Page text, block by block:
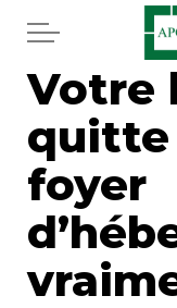
Accueil
Services
Actualités
Journal
Votre
quitte
foyer